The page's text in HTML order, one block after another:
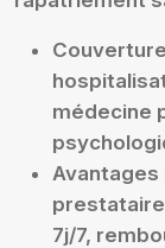
médecine
Avantages
7j/7,